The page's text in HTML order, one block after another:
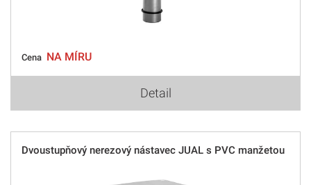
Cena NA MÍRU
Detail
Dvoustupňový nerezový nástavec JUAL s PVC manžetou